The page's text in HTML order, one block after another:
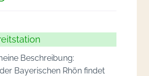
Beschreibung:
Bayerischen Rhön findet